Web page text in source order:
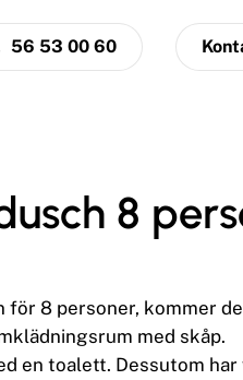
56 53 00 60
8
8 personer, kommer
med skåp.
en toalett. Dessutom har